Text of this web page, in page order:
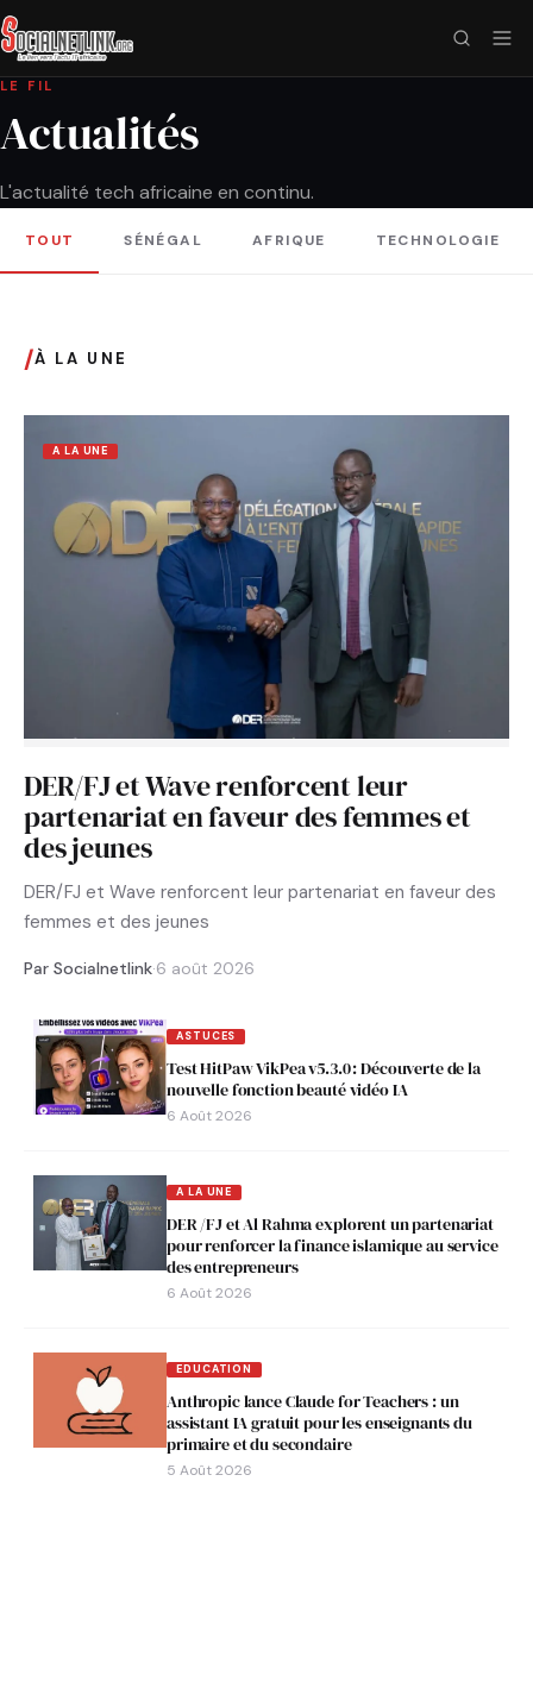
LE FIL
Actualités
L'actualité tech africaine en continu.
TOUT SÉNÉGAL AFRIQUE TECHNOLOGIE
/À LA UNE
A LA UNE
DER/FJ et Wave renforcent leur
partenariat en faveur des femmes et
des jeunes
DER/FJ et Wave renforcent leur partenariat en faveur des
femmes et des jeunes
Par Socialnetlink·6 août 2026
ASTUCES
Test HitPaw VikPea v5.3.0 : Découverte de la
nouvelle fonction beauté vidéo IA
6 Août 2026
A LA UNE
DER /FJ et Al Rahma explorent un partenariat
pour renforcer la finance islamique au service
des entrepreneurs
6 Août 2026
EDUCATION
Anthropic lance Claude for Teachers : un
assistant IA gratuit pour les enseignants du
primaire et du secondaire
5 Août 2026